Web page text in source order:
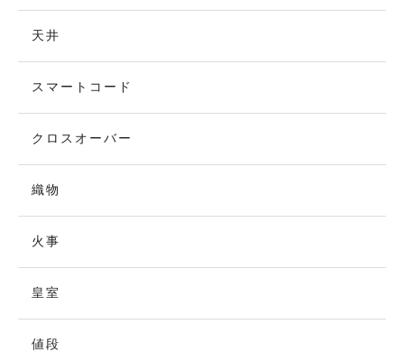
天井
スマートコード
クロスオーバー
織物
火事
皇室
値段